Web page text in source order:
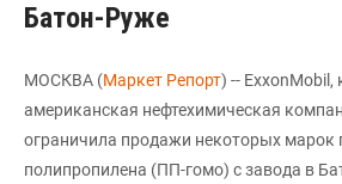
Батон-Руже
МОСКВА (Маркет Репорт) -- ExxonMobil,
американская нефтехимическая
ограничила продажи некоторых марок
полипропилена (ПП-гомо) с завода в